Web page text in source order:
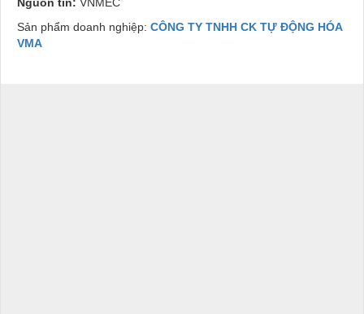
Sản phẩm doanh nghiệp: CÔNG TY TNHH CK TỰ ĐỘNG HÓA
VMA